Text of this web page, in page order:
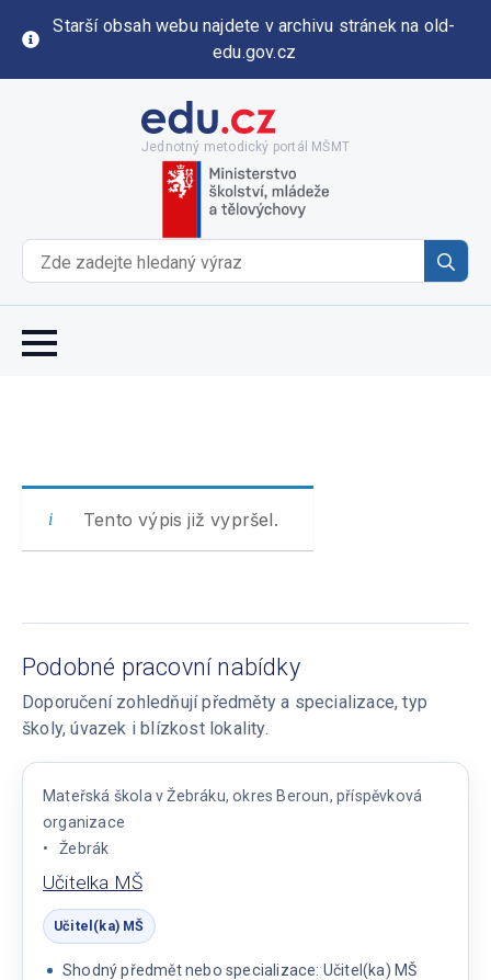
Starší obsah webu najdete v archivu stránek na old-
edu.gov.cz
Jednotný metodický portál MŠMT
for:
Tento výpis již vypršel.
Podobné pracovní nabídky
Doporučení zohledňují předměty a specializace, typ
školy, úvazek i blízkost lokality.
Mateřská škola v Žebráku, okres Beroun, příspěvková
organizace
Žebrák
Učitelka MŠ
Učitel(ka) MŠ
Shodný předmět nebo specializace: Učitel(ka) MŠ